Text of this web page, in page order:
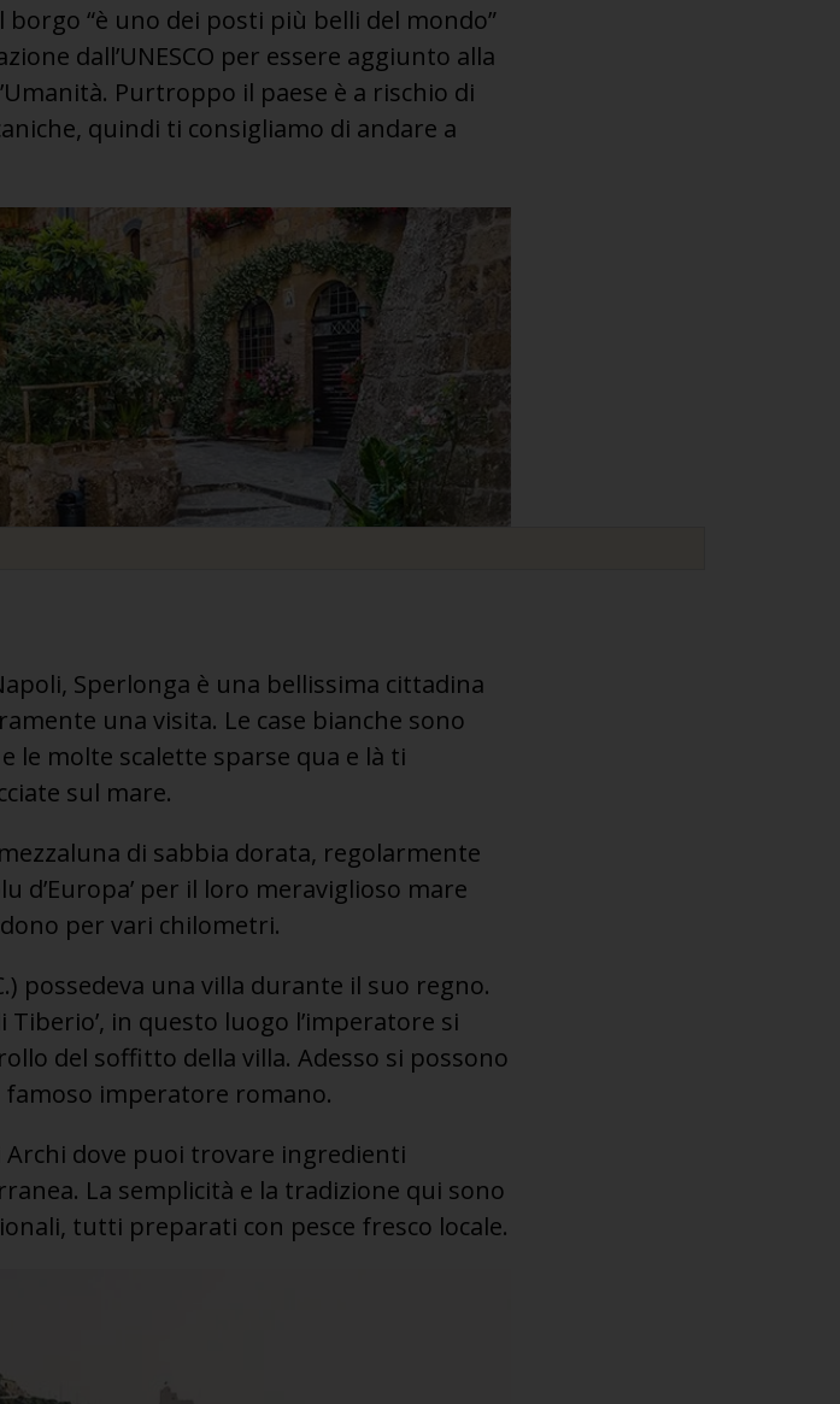
“è uno dei posti più belli del mondo”
dall’UNESCO per essere aggiunto alla
Purtroppo il paese è a rischio di
quindi ti consigliamo di andare a
Sperlonga è una bellissima cittadina
una visita. Le case bianche sono
molte scalette sparse qua e là ti
sul mare.
di sabbia dorata, regolarmente
d’Europa’ per il loro meraviglioso mare
per vari chilometri.
possedeva una villa durante il suo regno.
Tiberio’, in questo luogo l’imperatore si
del soffitto della villa. Adesso si possono
imperatore romano.
dove puoi trovare ingredienti
La semplicità e la tradizione qui sono
tutti preparati con pesce fresco locale.